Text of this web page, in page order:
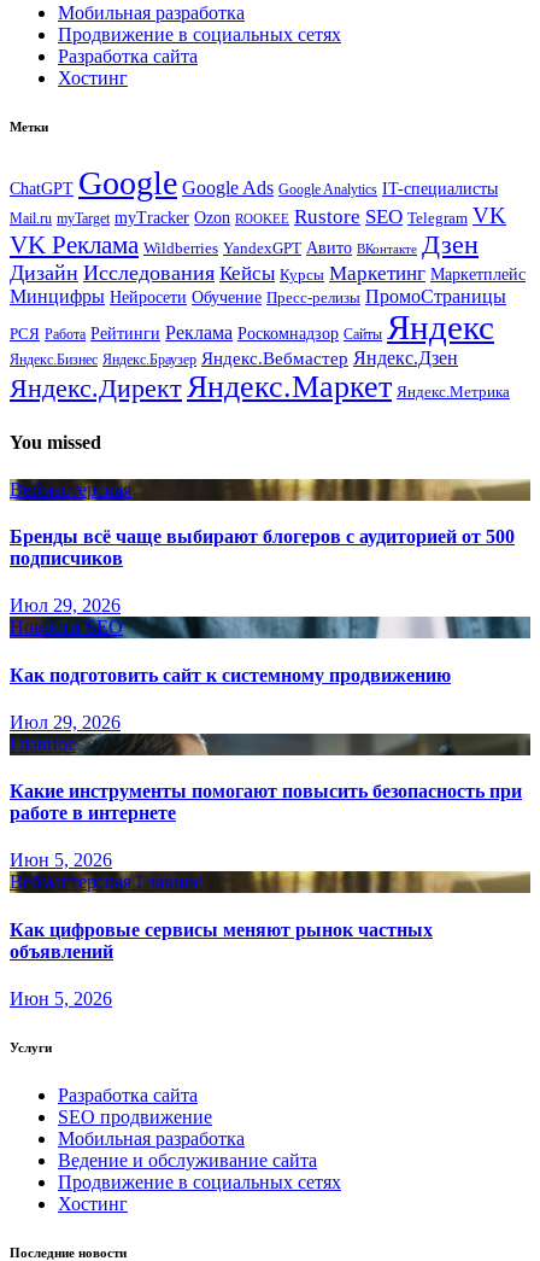
Мобильная разработка
Продвижение в социальных сетях
Разработка сайта
Хостинг
Метки
ChatGPT Google Google Ads Google Analytics IT-специалисты
Mail.ru myTarget myTracker Ozon ROOKEE Rustore SEO Telegram VK
VK Реклама Wildberries YandexGPT Авито ВКонтакте Дзен
Дизайн Исследования Кейсы Курсы Маркетинг Маркетплейс
Минцифры Нейросети Обучение Пресс-релизы ПромоСтраницы
РСЯ Работа Рейтинги Реклама Роскомнадзор Сайты Яндекс
Яндекс.Бизнес Яндекс.Браузер Яндекс.Вебмастер Яндекс.Дзен
Яндекс.ДиректЯндекс.Маркет Яндекс.Метрика
You missed
Вебмастерская
Бренды всё чаще выбирают блогеров с аудиторией от 500
подписчиков
Июл 29, 2026
Новости SEO
Как подготовить сайт к системному продвижению
Июл 29, 2026
Главное
Какие инструменты помогают повысить безопасность при
работе в интернете
Июн 5, 2026
Вебмастерская Главное
Как цифровые сервисы меняют рынок частных
объявлений
Июн 5, 2026
Услуги
Разработка сайта
SEO продвижение
Мобильная разработка
Ведение и обслуживание сайта
Продвижение в социальных сетях
Хостинг
Последние новости